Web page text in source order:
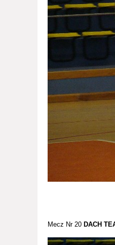
Mecz Nr 20 DACH